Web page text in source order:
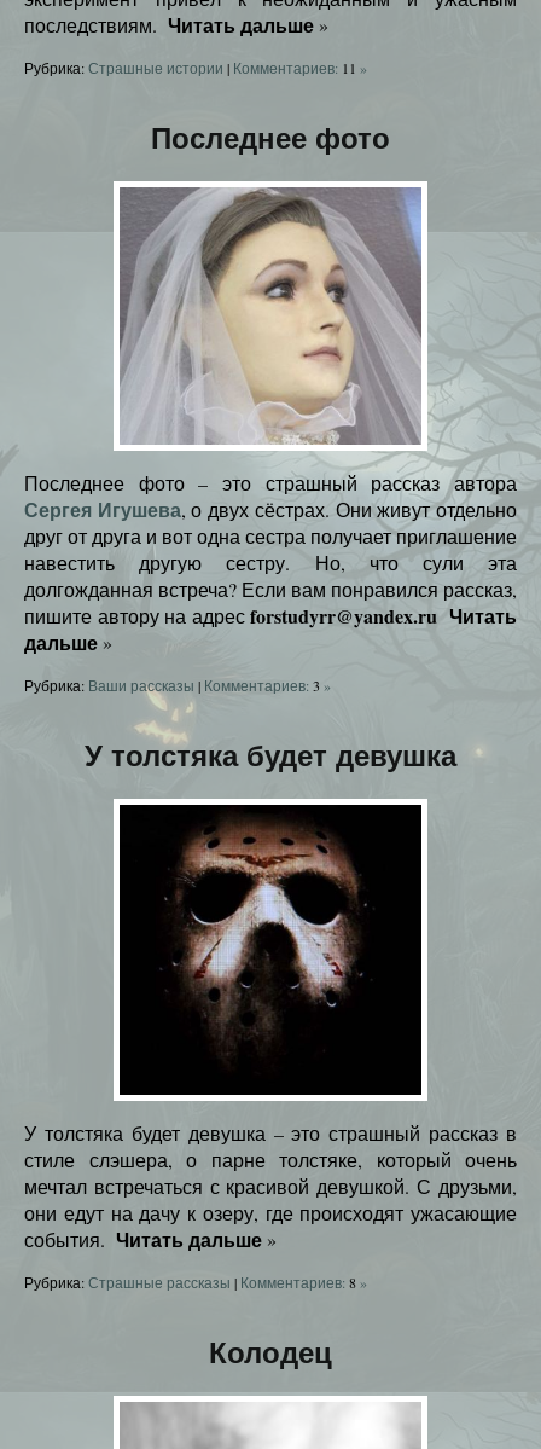
последствиям. Читать дальше »
Рубрика:Страшные истории | Комментариев: 11 »
Последнее фото
Последнее фото – это страшный рассказ автора
Сергея Игушева, о двух сёстрах. Они живут отдельно
друг от друга и вот одна сестра получает приглашение
навестить другую сестру. Но, что сули эта
долгожданная встреча? Если вам понравился рассказ,
пишите автору на адресforstudyrr@yandex.ru Читать
дальше»
Рубрика: Ваши рассказы | Комментариев: 3 »
У толстяка будет девушка
У толстяка будет девушка – это страшный рассказ в
стиле слэшера, о парне толстяке, который очень
мечтал встречаться с красивой девушкой. С друзьми,
они едут на дачу к озеру, где происходят ужасающие
события. Читать дальше »
Рубрика:Страшные рассказы | Комментариев: 8 »
Колодец